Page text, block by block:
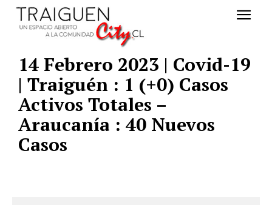
14 Febrero 2023 | Covid-19
| Traiguén : 1 (+0) Casos
Activos Totales –
Araucanía : 40 Nuevos
Casos